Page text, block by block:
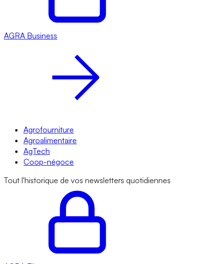
AGRA Business
Agrofourniture
Agroalimentaire
AgTech
Coop-négoce
Tout l'historique de vos newsletters quotidiennes